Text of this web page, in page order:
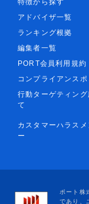
特徴から探す
アドバイザ一覧
ランキング根拠
編集者一覧
PORT会員利用規約
コンプライアンスポ
行動ターゲティン
て
カスタマーハラス
ー